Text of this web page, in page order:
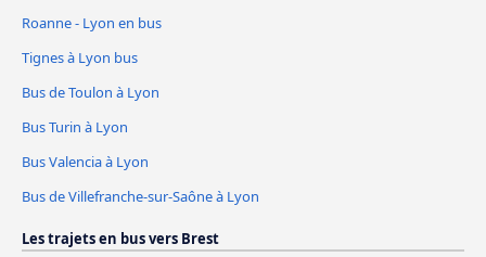
Roanne - Lyon en bus
Tignes à Lyon bus
Bus de Toulon à Lyon
Bus Turin à Lyon
Bus Valencia à Lyon
Bus de Villefranche-sur-Saône à Lyon
Les trajets en bus vers Brest